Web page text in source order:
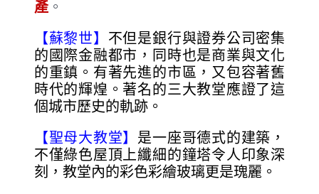
產。
【蘇黎世】 不但是銀行與證券公司密集
的國際金融都市，同時也是商業與文化
的重鎮。有著先進的市區，又包容著舊
時代的輝煌。著名的三大教堂應證了這
個城市歷史的軌跡。
【聖母大教堂】 是一座哥德式的建築，
不僅綠色屋頂上纖細的鐘塔令人印象深
刻，教堂內的彩色彩繪玻璃更是瑰麗。